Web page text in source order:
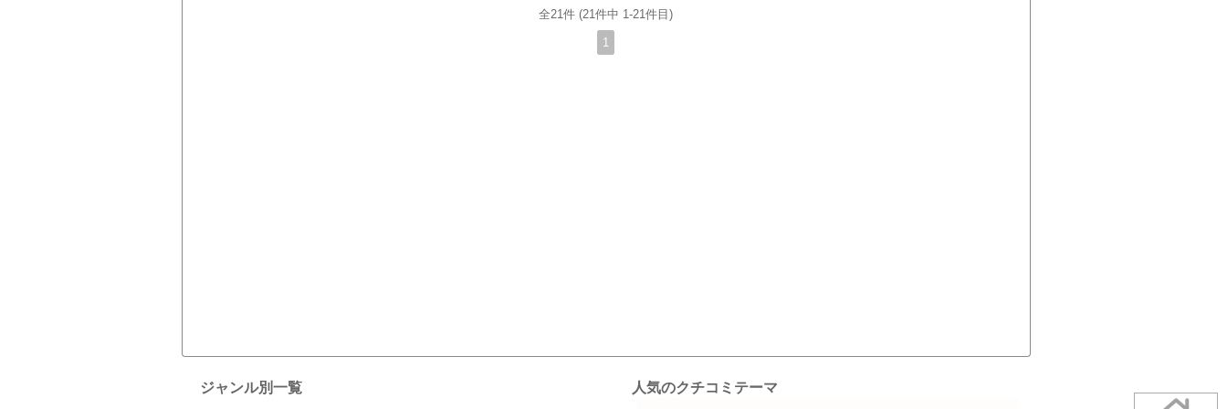
全21件 (21件中 1-21件目)
1
ジャンル別一覧 人気のクチコミテーマ